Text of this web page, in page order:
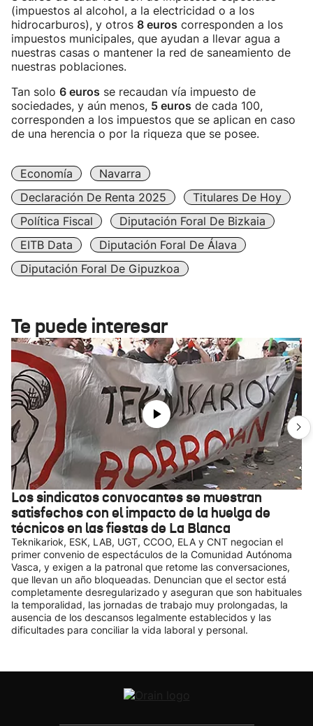
(impuestos al alcohol, a la electricidad o a los
hidrocarburos), y otros 8 euros corresponden a los
impuestos municipales, que ayudan a llevar agua a
nuestras casas o mantener la red de saneamiento de
nuestras poblaciones.
Tan solo 6 euros se recaudan vía impuesto de
sociedades, y aún menos, 5 euros de cada 100,
corresponden a los impuestos que se aplican en caso
de una herencia o por la riqueza que se posee.
Economía
Navarra
Declaración De Renta 2025
Titulares De Hoy
Política Fiscal
Diputación Foral De Bizkaia
EITB Data
Diputación Foral De Álava
Diputación Foral De Gipuzkoa
Te puede interesar
Los sindicatos convocantes se muestran
satisfechos con el impacto de la huelga de
técnicos en las fiestas de La Blanca
Teknikariok, ESK, LAB, UGT, CCOO, ELA y CNT negocian el
primer convenio de espectáculos de la Comunidad Autónoma
Vasca, y exigen a la patronal que retome las conversaciones,
que llevan un año bloqueadas. Denuncian que el sector está
completamente desregularizado y aseguran que son habituales
la temporalidad, las jornadas de trabajo muy prolongadas, la
ausencia de los descansos legalmente establecidos y las
dificultades para conciliar la vida laboral y personal.